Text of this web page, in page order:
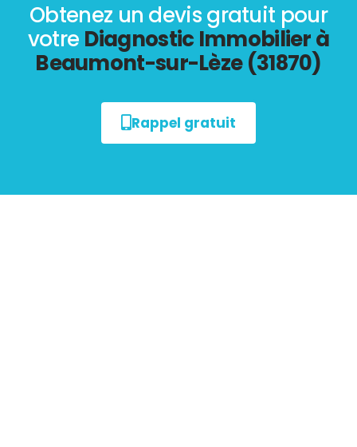
Obtenez un devis gratuit pour
votre Diagnostic Immobilier à
Beaumont-sur-Lèze (31870)
Rappel gratuit